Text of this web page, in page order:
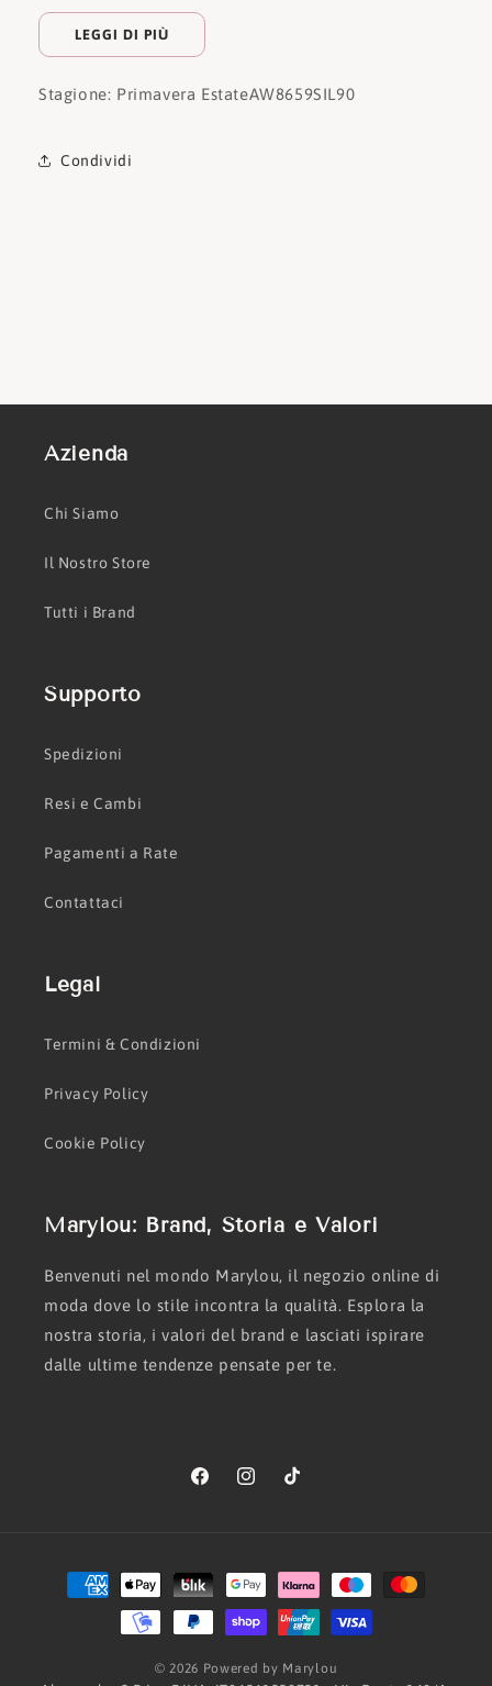
LEGGI DI PIÙ
Stagione: Primavera EstateAW8659SIL90
Condividi
Azienda
Chi Siamo
Il Nostro Store
Tutti i Brand
Supporto
Spedizioni
Resi e Cambi
Pagamenti a Rate
Contattaci
Legal
Termini & Condizioni
Privacy Policy
Cookie Policy
Marylou: Brand, Storia e Valori
Benvenuti nel mondo Marylou, il negozio online di
moda dove lo stile incontra la qualità. Esplora la
nostra storia, i valori del brand e lasciati ispirare
dalle ultime tendenze pensate per te.
FacebookInstagramTikTok
Metodi
di
pagamento
© 2026 Powered by Marylou